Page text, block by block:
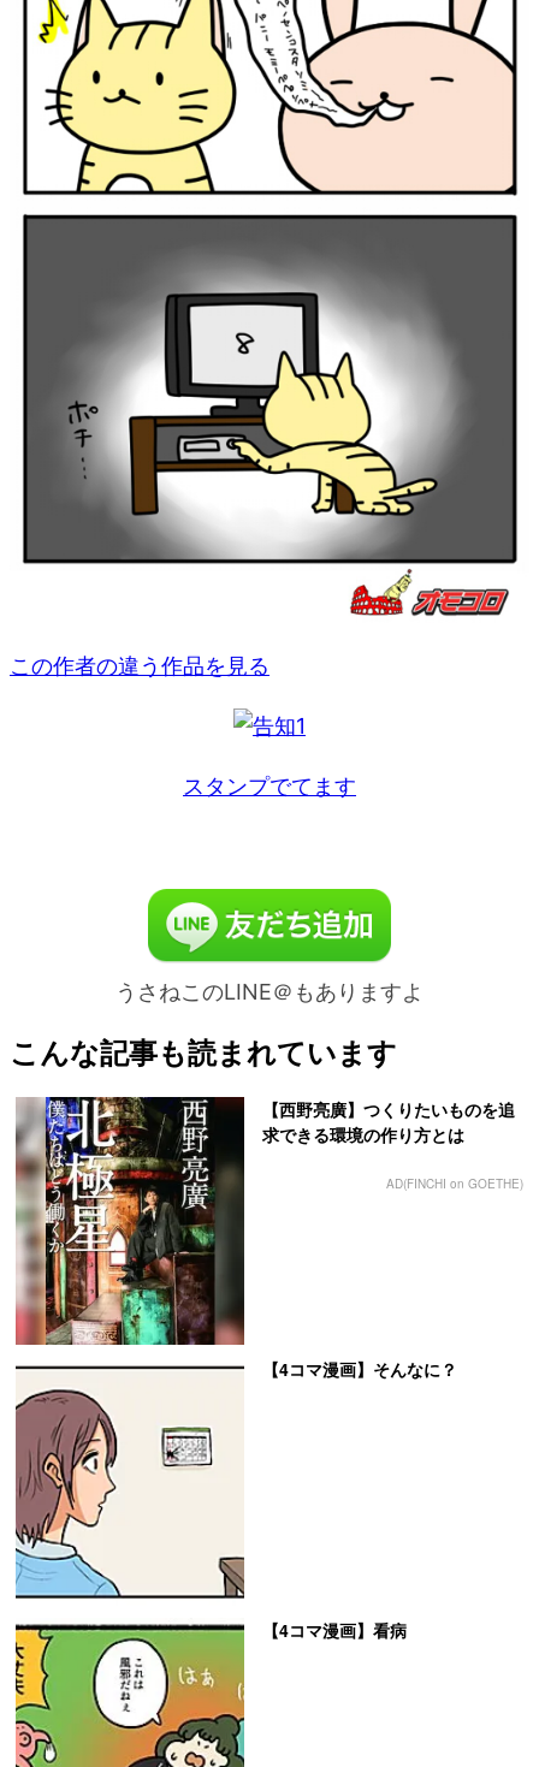
この作者の違う作品を見る
スタンプでてます
うさねこのLINE＠もありますよ
こんな記事も読まれています
【西野亮廣】つくりたいものを追
求できる環境の作り方とは
AD(FINCHI on GOETHE)
【4コマ漫画】そんなに？
【4コマ漫画】看病